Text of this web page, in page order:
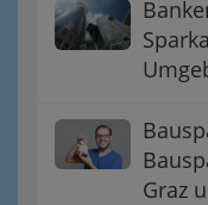
Graz